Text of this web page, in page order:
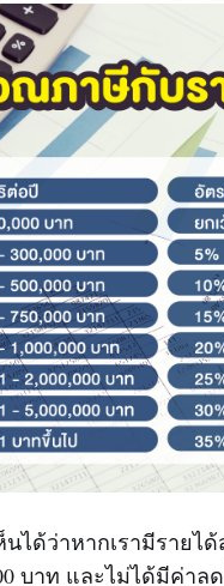
นได้ว่าหากเรามีรายไ
บาท และไม่ได้มีค่าล